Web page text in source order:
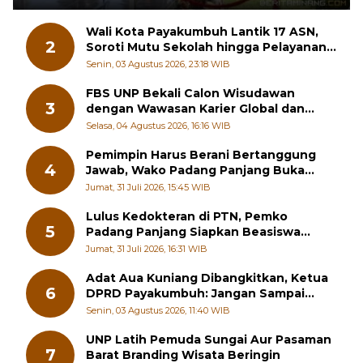
Masyarakat
2
Wali Kota Payakumbuh Lantik 17 ASN,
Soroti Mutu Sekolah hingga Pelayanan
RSUD
Senin, 03 Agustus 2026, 23:18 WIB
3
FBS UNP Bekali Calon Wisudawan
dengan Wawasan Karier Global dan
Kewirausahaan Kreatif
Selasa, 04 Agustus 2026, 16:16 WIB
4
Pemimpin Harus Berani Bertanggung
Jawab, Wako Padang Panjang Buka
Pelatihan Kepemimpinan Pelajar
Jumat, 31 Juli 2026, 15:45 WIB
5
Lulus Kedokteran di PTN, Pemko
Padang Panjang Siapkan Beasiswa
Penuh
Jumat, 31 Juli 2026, 16:31 WIB
6
Adat Aua Kuniang Dibangkitkan, Ketua
DPRD Payakumbuh: Jangan Sampai
Generasi Muda Hilang Jati Diri
Senin, 03 Agustus 2026, 11:40 WIB
7
UNP Latih Pemuda Sungai Aur Pasaman
Barat Branding Wisata Beringin